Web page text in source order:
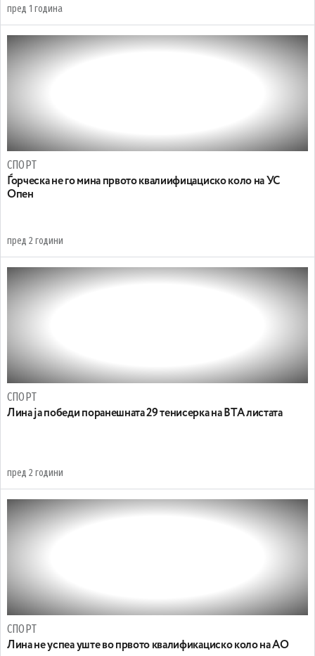
пред 1 година
СПОРТ
Ѓорческа не го мина првото квалиифицациско коло на УС
Опен
пред 2 години
СПОРТ
Лина ја победи поранешната 29 тенисерка на ВТА листата
пред 2 години
СПОРТ
Лина не успеа уште во првото квалификациско коло на АО